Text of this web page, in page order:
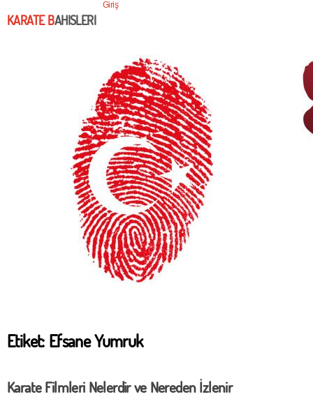
KARATE BAHISLERI
Giriş
Etiket: Efsane Yumruk
Karate Filmleri Nelerdir ve Nereden İzlenir